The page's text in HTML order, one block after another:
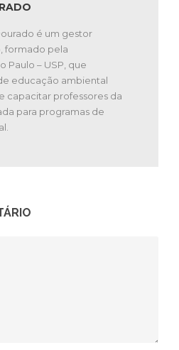
é um gestor
formado pela
Paulo – USP, que
educação ambiental
capacitar professores da
para programas de